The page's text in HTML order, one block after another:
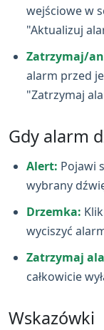
wejściowe w
"Aktualizuj
Zatrzymaj/
alarm przed
"Zatrzymaj
Gdy alarm
Alert: Pojawi
wybrany
Drzemka:
wyciszyć
Zatrzymaj
całkowicie
Wskazówki